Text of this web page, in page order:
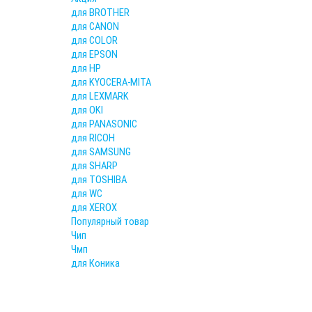
для BROTHER
для CANON
для COLOR
для EPSON
для HP
для KYOCERA-MITA
для LEXMARK
для OKI
для PANASONIC
для RICOH
для SAMSUNG
для SHARP
для TOSHIBA
для WC
для XEROX
Популярный товар
Чип
Чмп
для Коника